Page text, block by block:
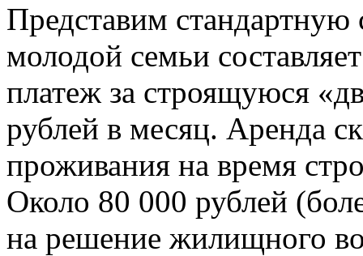
Представим
молодой семьи
платеж за строящуюся
рублей в месяц. Аренда
проживания на время
Около 80 000 рублей
на решение жилищного